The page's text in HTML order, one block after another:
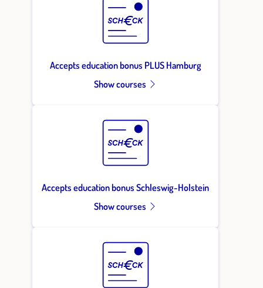
Accepts education bonus PLUS Hamburg
Show courses
Accepts education bonus Schleswig-Holstein
Show courses